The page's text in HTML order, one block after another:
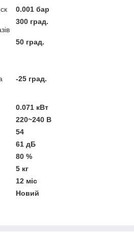
0.001 бар
300 град.
50 град.
-25 град.
0.071 кВт
220~240 В
54
61 дБ
80 %
5 кг
12 міс
Новий